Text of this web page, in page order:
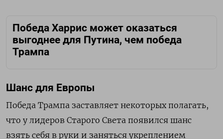
Победа Харрис может оказаться
выгоднее для Путина, чем победа
Трампа
Шанс для Европы
Победа Трампа заставляет некоторых полагать,
что у лидеров Старого Света появился шанс
взять себя в руки и заняться укреплением